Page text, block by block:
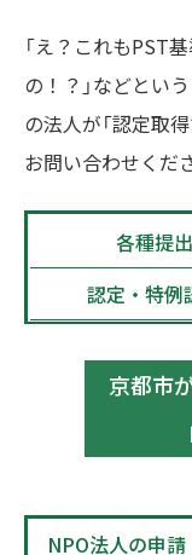
「え？これもPST
の！？」などとい
の法人が「認定取
お問い合わせくだ
各種提
認定・特例
京都市
NPO法人の申